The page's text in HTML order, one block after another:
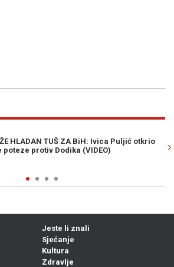
UPALIO SE ALARM: Supruga Sergeja
sakoa u Zari
Jeste li znali
Sjećanje
Kultura
Zdravlje